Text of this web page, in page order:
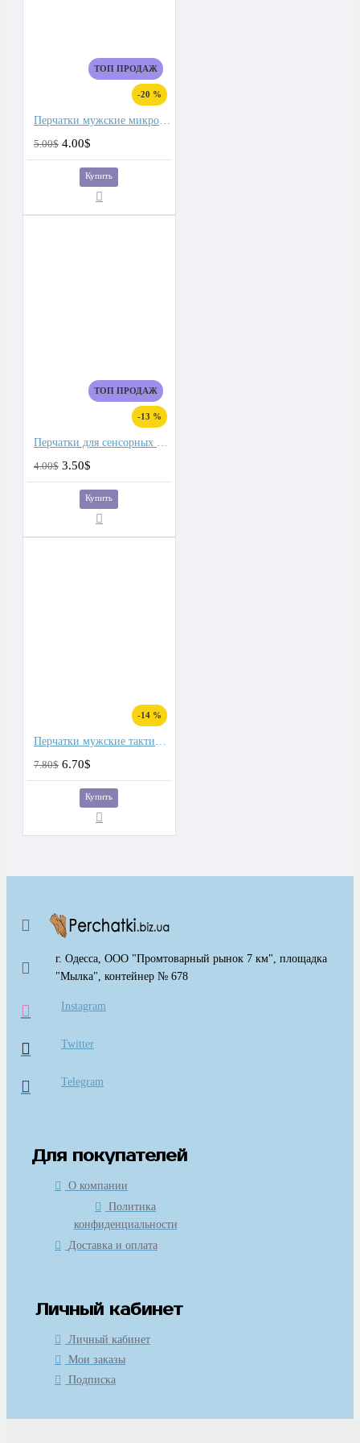
ТОП ПРОДАЖ
-20 %
Перчатки мужские микроволокно со спандекс вставками
5.00$ 4.00$
Купить
ТОП ПРОДАЖ
-13 %
Перчатки для сенсорных экранов мужские флис, подкладка плюш двойной
4.00$ 3.50$
Купить
-14 %
Перчатки мужские тактические
7.80$ 6.70$
Купить
г. Одесса, ООО "Промтоварный рынок 7 км", площадка
"Мылка", контейнер № 678
Instagram
Twitter
Telegram
Для покупателей
О компании
Политика
конфиденциальности
Доставка и оплата
Личный кабинет
Личный кабинет
Мои заказы
Подписка